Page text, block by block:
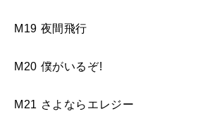
M19 夜間飛行
M20 僕がいるぞ!
M21 さよならエレジー